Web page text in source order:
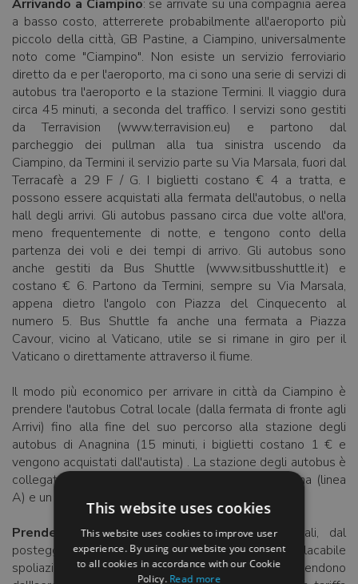
Arrivando a Ciampino: se arrivate su una compagnia aerea
a basso costo, atterrerete probabilmente all'aeroporto più
piccolo della città, GB Pastine, a Ciampino, universalmente
noto come "Ciampino". Non esiste un servizio ferroviario
diretto da e per l'aeroporto, ma ci sono una serie di servizi di
autobus tra l'aeroporto e la stazione Termini. Il viaggio dura
circa 45 minuti, a seconda del traffico. I servizi sono gestiti
da Terravision (www.terravision.eu) e partono dal
parcheggio dei pullman alla tua sinistra uscendo da
Ciampino, da Termini il servizio parte su Via Marsala, fuori dal
Terracafè a 29 F / G. I biglietti costano € 4 a tratta, e
possono essere acquistati alla fermata dell'autobus, o nella
hall degli arrivi. Gli autobus passano circa due volte all'ora,
meno frequentemente di notte, e tengono conto della
partenza dei voli e dei tempi di arrivo. Gli autobus sono
anche gestiti da Bus Shuttle (www.sitbusshuttle.it) e
costano € 6. Partono da Termini, sempre su Via Marsala,
appena dietro l'angolo con Piazza del Cinquecento al
numero 5. Bus Shuttle fa anche una fermata a Piazza
Cavour, vicino al Vaticano, utile se si rimane in giro per il
Vaticano o direttamente attraverso il fiume.
Il modo più economico per arrivare in città da Ciampino è
prendere l'autobus Cotral locale (dalla fermata di fronte agli
Arrivi) fino alla fine del suo percorso alla stazione degli
autobus di Anagnina (15 minuti, i biglietti costano 1 € e
vengono acquistati dall'autista) . La stazione degli autobus è
collegata alla stazione della metropolitana Anagnina (linea
A) e un altro biglietto da € 1 ti porterà in città.
Prendere un taxi: usare sempre i taxi ufficiali, dal
posteggio dei taxi. Nel tentativo di combattere l'implacabile
spoliazione dei visitatori nel momento in cui scendono
This website uses cookies
This website uses cookies to improve user
experience. By using our website you consent
to all cookies in accordance with our Cookie
Policy. Read more